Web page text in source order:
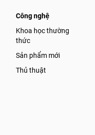
Công nghệ
Khoa học thường
thức
Sản phẩm mới
Thủ thuật